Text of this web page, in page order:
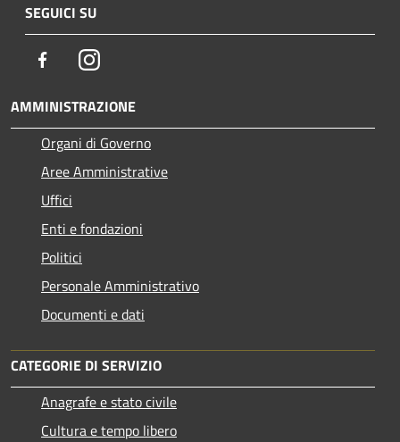
SEGUICI SU
FacebookInstagram
AMMINISTRAZIONE
Organi di Governo
Aree Amministrative
Uffici
Enti e fondazioni
Politici
Personale Amministrativo
Documenti e dati
CATEGORIE DI SERVIZIO
Anagrafe e stato civile
Cultura e tempo libero